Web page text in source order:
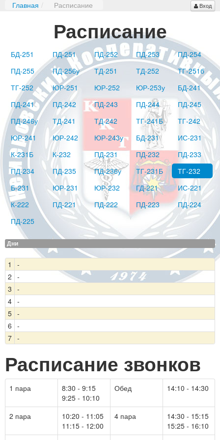
Главная / Расписание Вход
Расписание
БД-251 ПД-251 ПД-252 ПД-253
ПД-254
ПД-255
ПД-256у ТД-251 ТД-252
ТГ-251б
ТГ-252
ЮР-251 ЮР-252 ЮР-253у
БД-241
ПД-241
ПД-242 ПД-243 ПД-244
ПД-245
ПД-246у
ТД-241 ТД-242 ТГ-241Б
ТГ-242
ЮР-241
ЮР-242 ЮР-243у БД-231
ИС-231
К-231Б
К-232 ПД-231 ПД-232
ПД-233
ПД-234
ПД-235 ПД-236у ТГ-231Б
ТГ-232
Б-231
ЮР-231 ЮР-232 ГД-221
ИС-221
К-222
ПД-221 ПД-222 ПД-223
ПД-224
ПД-225
Дни
1
-
2 -
3 -
4 -
5 -
6 -
7 -
Расписание звонков
1 пара
8:30 - 9:15
9:25 - 10:10
Обед 14:10 - 14:30
2 пара
10:20 - 11:05
11:15 - 12:00
4 пара
14:30 - 15:15
15:25 - 16:10